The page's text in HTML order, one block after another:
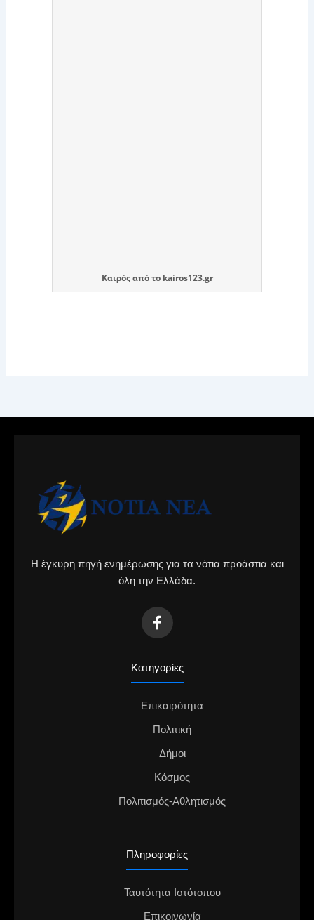
Καιρόςαπό το kairos123.gr
Η έγκυρη πηγή ενημέρωσης για τα νότια προάστια και
όλη την Ελλάδα.
Κατηγορίες
Επικαιρότητα
Πολιτική
Δήμοι
Κόσμος
Πολιτισμός-Αθλητισμός
Πληροφορίες
Ταυτότητα Ιστότοπου
Επικοινωνία